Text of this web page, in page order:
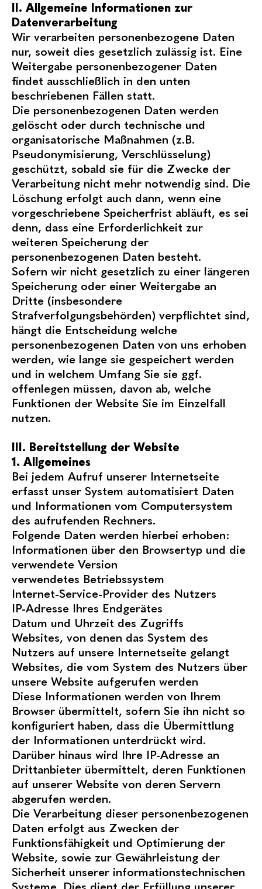
II. Allgemeine Informationen zur
Datenverarbeitung
Wir verarbeiten personenbezogene Daten
nur, soweit dies gesetzlich zulässig ist. Eine
Weitergabe personenbezogener Daten
findet ausschließlich in den unten
beschriebenen Fällen statt.
Die personenbezogenen Daten werden
gelöscht oder durch technische und
organisatorische Maßnahmen (z.B.
Pseudonymisierung, Verschlüsselung)
geschützt, sobald sie für die Zwecke der
Verarbeitung nicht mehr notwendig sind. Die
Löschung erfolgt auch dann, wenn eine
vorgeschriebene Speicherfrist abläuft, es sei
denn, dass eine Erforderlichkeit zur
weiteren Speicherung der
personenbezogenen Daten besteht.
Sofern wir nicht gesetzlich zu einer längeren
Speicherung oder einer Weitergabe an
Dritte (insbesondere
Strafverfolgungsbehörden) verpflichtet sind,
hängt die Entscheidung welche
personenbezogenen Daten von uns erhoben
werden, wie lange sie gespeichert werden
und in welchem Umfang Sie sie ggf.
offenlegen müssen, davon ab, welche
Funktionen der Website Sie im Einzelfall
nutzen.
III. Bereitstellung der Website
1. Allgemeines
Bei jedem Aufruf unserer Internetseite
erfasst unser System automatisiert Daten
und Informationen vom Computersystem
des aufrufenden Rechners.
Folgende Daten werden hierbei erhoben:
Informationen über den Browsertyp und die
verwendete Version
verwendetes Betriebssystem
Internet-Service-Provider des Nutzers
IP-Adresse Ihres Endgerätes
Datum und Uhrzeit des Zugriffs
Websites, von denen das System des
Nutzers auf unsere Internetseite gelangt
Websites, die vom System des Nutzers über
unsere Website aufgerufen werden
Diese Informationen werden von Ihrem
Browser übermittelt, sofern Sie ihn nicht so
konfiguriert haben, dass die Übermittlung
der Informationen unterdrückt wird.
Darüber hinaus wird Ihre IP-Adresse an
Drittanbieter übermittelt, deren Funktionen
auf unserer Website von deren Servern
abgerufen werden.
Die Verarbeitung dieser personenbezogenen
Daten erfolgt aus Zwecken der
Funktionsfähigkeit und Optimierung der
Website, sowie zur Gewährleistung der
Sicherheit unserer informationstechnischen